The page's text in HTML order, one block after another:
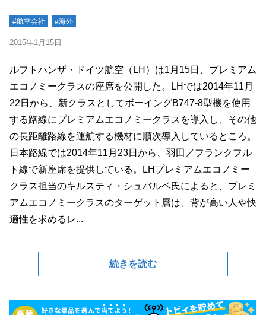
#航空会社 #海外
2015年1月15日
ルフトハンザ・ドイツ航空（LH）は1月15日、プレミアム
エコノミークラスの座席を公開した。LHでは2014年11月
22日から、新クラスとしてボーイングB747-8型機を使用
する路線にプレミアムエコノミークラスを導入し、その他
の長距離路線を運航する機材に順次導入しているところ。
日本路線では2014年11月23日から、羽田／フランクフル
ト線で新座席を提供している。LHプレミアムエコノミー
クラス担当のキルスティ・シュバルベ氏によると、プレミ
アムエコノミークラスのターゲット層は、背が高い人や快
適性を求めるレ...
続きを読む